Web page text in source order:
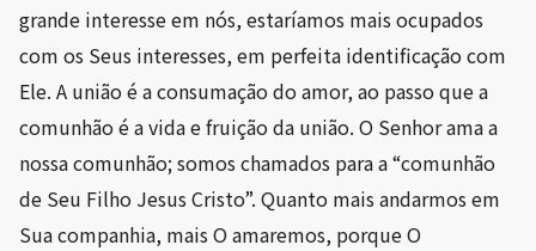
grande interesse em nós, estaríamos mais ocupados
com os Seus interesses, em perfeita identificação com
Ele. A união é a consumação do amor, ao passo que a
comunhão é a vida e fruição da união. O Senhor ama a
nossa comunhão; somos chamados para a “comunhão
de Seu Filho Jesus Cristo”. Quanto mais andarmos em
Sua companhia, mais O amaremos, porque O